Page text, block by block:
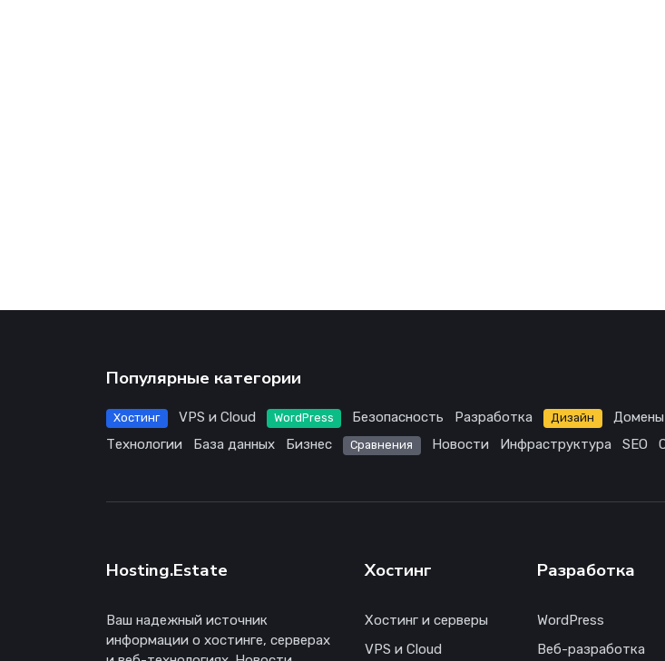
Популярные категории
Хостинг VPS и Cloud WordPress Безопасность Разработка Дизайн Домены
Технологии База данных Бизнес Сравнения Новости Инфраструктура SEO
Hosting.Estate
Ваш надежный источник
информации о хостинге, серверах
Хостинг
Хостинг и серверы
VPS и Cloud
Разработка
WordPress
Веб-разработка